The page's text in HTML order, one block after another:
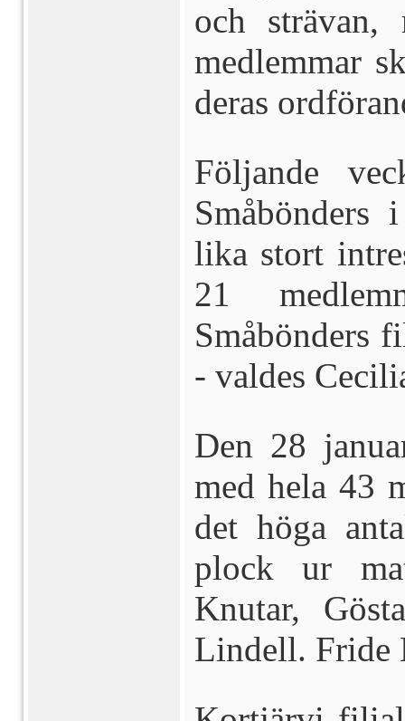
och
medlemmar
deras
Följande
Småbönders
lika stort
21
Småbönders
- valdes
Den 28
med hela 43
det höga
plock ur
Knutar,
Lindell. Fride